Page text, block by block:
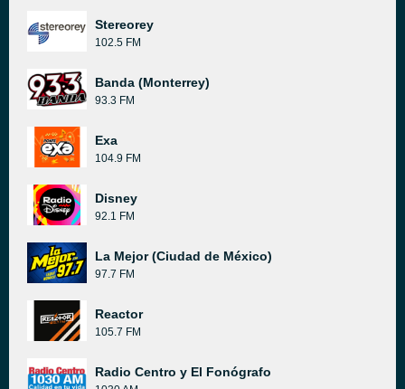
Stereorey
102.5 FM
Banda (Monterrey)
93.3 FM
Exa
104.9 FM
Disney
92.1 FM
La Mejor (Ciudad de México)
97.7 FM
Reactor
105.7 FM
Radio Centro y El Fonógrafo